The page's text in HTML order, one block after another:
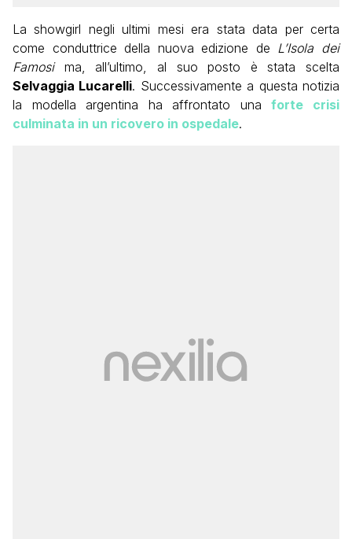
La showgirl negli ultimi mesi era stata data per certa
come conduttrice della nuova edizione de L’Isola dei
Famosi ma, all’ultimo, al suo posto è stata scelta
Selvaggia Lucarelli. Successivamente a questa notizia
la modella argentina ha affrontato unaforte crisi
culminata in un ricovero in ospedale.